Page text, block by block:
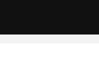
estão em alta – e